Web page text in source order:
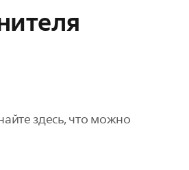
здесь, что можно